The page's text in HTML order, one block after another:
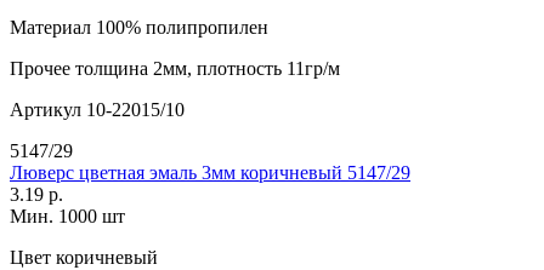
Материал 100% полипропилен
Прочее толщина 2мм, плотность 11гр/м
Артикул 10-22015/10
5147/29
Люверс цветная эмаль 3мм коричневый 5147/29
3.19 р.
Мин. 1000 шт
Цвет коричневый